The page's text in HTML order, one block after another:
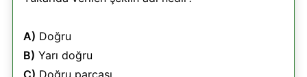
A) Doğru
B) Yarı doğru
C) Doğru parçası